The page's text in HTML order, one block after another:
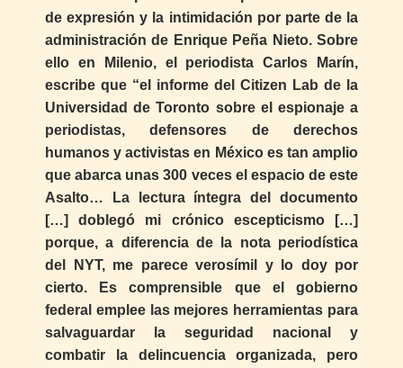
de expresión y la intimidación por parte de la
administración de Enrique Peña Nieto. Sobre
ello en Milenio, el periodista Carlos Marín,
escribe que “el informe del Citizen Lab de la
Universidad de Toronto sobre el espionaje a
periodistas, defensores de derechos
humanos y activistas en México es tan amplio
que abarca unas 300 veces el espacio de este
Asalto… La lectura íntegra del documento
[…] doblegó mi crónico escepticismo […]
porque, a diferencia de la nota periodística
del NYT, me parece verosímil y lo doy por
cierto. Es comprensible que el gobierno
federal emplee las mejores herramientas para
salvaguardar la seguridad nacional y
combatir la delincuencia organizada, pero